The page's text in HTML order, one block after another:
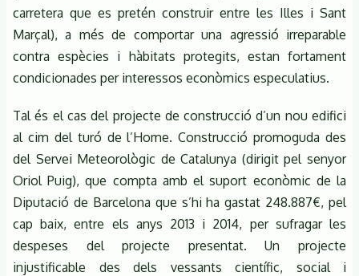
carretera que es pretén construir entre les Illes i Sant
Marçal), a més de comportar una agressió irreparable
contra espècies i hàbitats protegits, estan fortament
condicionades per interessos econòmics especulatius.
Tal és el cas del projecte de construcció d’un nou edifici
al cim del turó de l’Home. Construcció promoguda des
del Servei Meteorològic de Catalunya (dirigit pel senyor
Oriol Puig), que compta amb el suport econòmic de la
Diputació de Barcelona que s’hi ha gastat 248.887€, pel
cap baix, entre els anys 2013 i 2014, per sufragar les
despeses del projecte presentat. Un projecte
injustificable des dels vessants científic, social i